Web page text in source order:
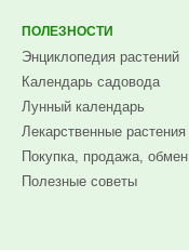
ПОЛЕЗНОСТИ
Энциклопедия растений
Календарь садовода
Лунный календарь
Лекарственные растения
Покупка, продажа, обмен
Полезные советы